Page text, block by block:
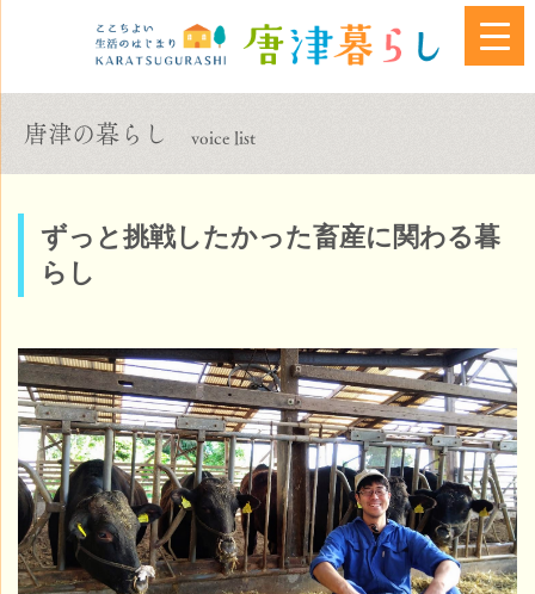
唐津の暮らし voice list
ずっと挑戦したかった畜産に関わる暮
らし